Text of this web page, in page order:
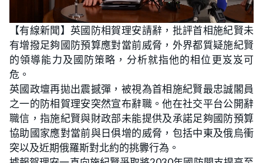
n
m
t
e
L
o
a
d
e
d
:
2
1
9
%
【有線新聞】英國防相賀理安請辭，批評首相施紀賢未
有增撥足夠國防預算應對當前威脅，外界都質疑施紀賢
的領導能力及國防策略，分析就指他的相位更岌岌可
危。
英國政壇再拋出震撼彈，被視為首相施紀賢最忠誠閣員
之一的防相賀理安突然宣布辭職。他在社交平台公開辭
職信，指施紀賢與財政部未能提供及承諾足夠國防預算
協助國家應對當前與日俱增的威脅，包括中東及俄烏衝
突以及近期俄羅斯對北約的挑釁行為。